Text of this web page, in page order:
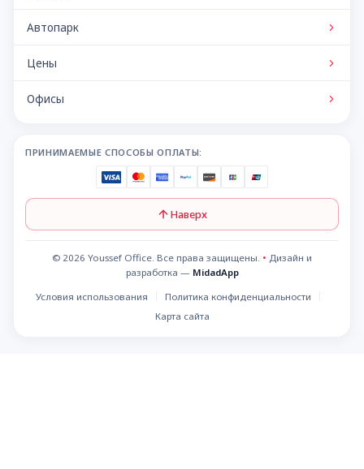
Автопарк
Цены
Офисы
ПРИНИМАЕМЫЕ СПОСОБЫ ОПЛАТЫ:
Наверх
© 2026 Youssef Office. Все права защищены. • Дизайн и
разработка — MidadApp
Условия использования
Политика конфиденциальности
Карта сайта